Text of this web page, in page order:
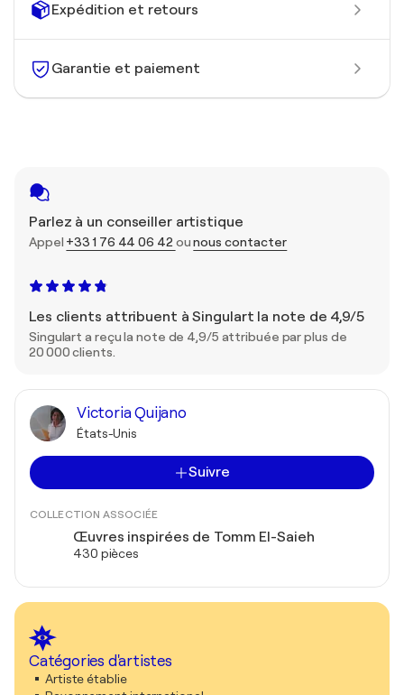
Expédition et retours
Garantie et paiement
Parlez à un conseiller artistique
Appel +33 1 76 44 06 42 ounous contacter
Les clients attribuent à Singulart la note de 4,9/5
Singulart a reçu la note de 4,9/5 attribuée par plus de
20 000 clients.
Victoria Quijano
États-Unis
Suivre
COLLECTION ASSOCIÉE
Œuvres inspirées de Tomm El-Saieh
430 pièces
Catégories d'artistes
Artiste établie